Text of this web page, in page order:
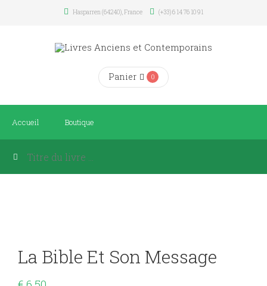
Hasparren (64240), France (+33) 6 14 76 10 91
Panier 0
Accueil Boutique
La Bible Et Son Message